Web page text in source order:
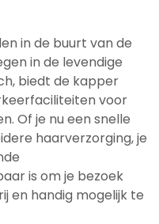
in de buurt van de
in de levendige
biedt de kapper
voor
Of je nu een snelle
haarverzorging, je
is om je bezoek
en handig mogelijk te